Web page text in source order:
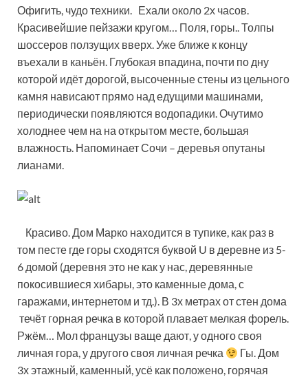
Офигить, чудо техники. Ехали около 2х часов.
Красивейшие пейзажи кругом… Поля, горы.. Толпы
шоссеров ползущих вверх. Уже ближе к концу
въехали в каньён. Глубокая впадина, почти по дну
которой идёт дорогой, высоченные стены из цельного
камня нависают прямо над едущими машинами,
периодически появляются водопадики. Очутимо
холоднее чем на на открытом месте, большая
влажность. Напоминает Сочи – деревья опутаны
лианами.
Красиво. Дом Марко находится в тупике, как раз в
том песте где горы сходятся буквой U в деревне из 5-
6 домой (деревня это не как у нас, деревянные
покосившиеся хибары, это каменные дома, с
гаражами, интернетом и тд.). В 3х метрах от стен дома
течёт горная речка в которой плавает мелкая форель.
Ржём… Мол французы ваще дают, у одного своя
личная гора, у другого своя личная речка
Гы. Дом
3х этажный, каменный, усё как положено, горячая